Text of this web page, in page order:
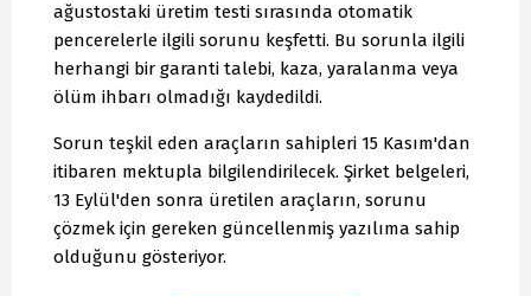
ağustostaki üretim testi sırasında otomatik
pencerelerle ilgili sorunu keşfetti. Bu sorunla ilgili
herhangi bir garanti talebi, kaza, yaralanma veya
ölüm ihbarı olmadığı kaydedildi.
Sorun teşkil eden araçların sahipleri 15 Kasım'dan
itibaren mektupla bilgilendirilecek. Şirket belgeleri,
13 Eylül'den sonra üretilen araçların, sorunu
çözmek için gereken güncellenmiş yazılıma sahip
olduğunu gösteriyor.